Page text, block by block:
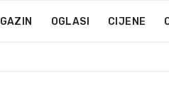
OGLASI CIJENE